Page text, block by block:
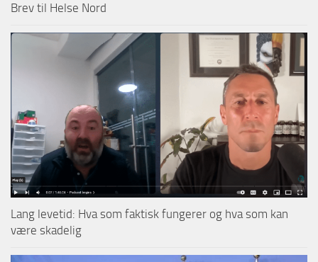
Brev til Helse Nord
Lang levetid: Hva som faktisk fungerer og hva som kan
være skadelig